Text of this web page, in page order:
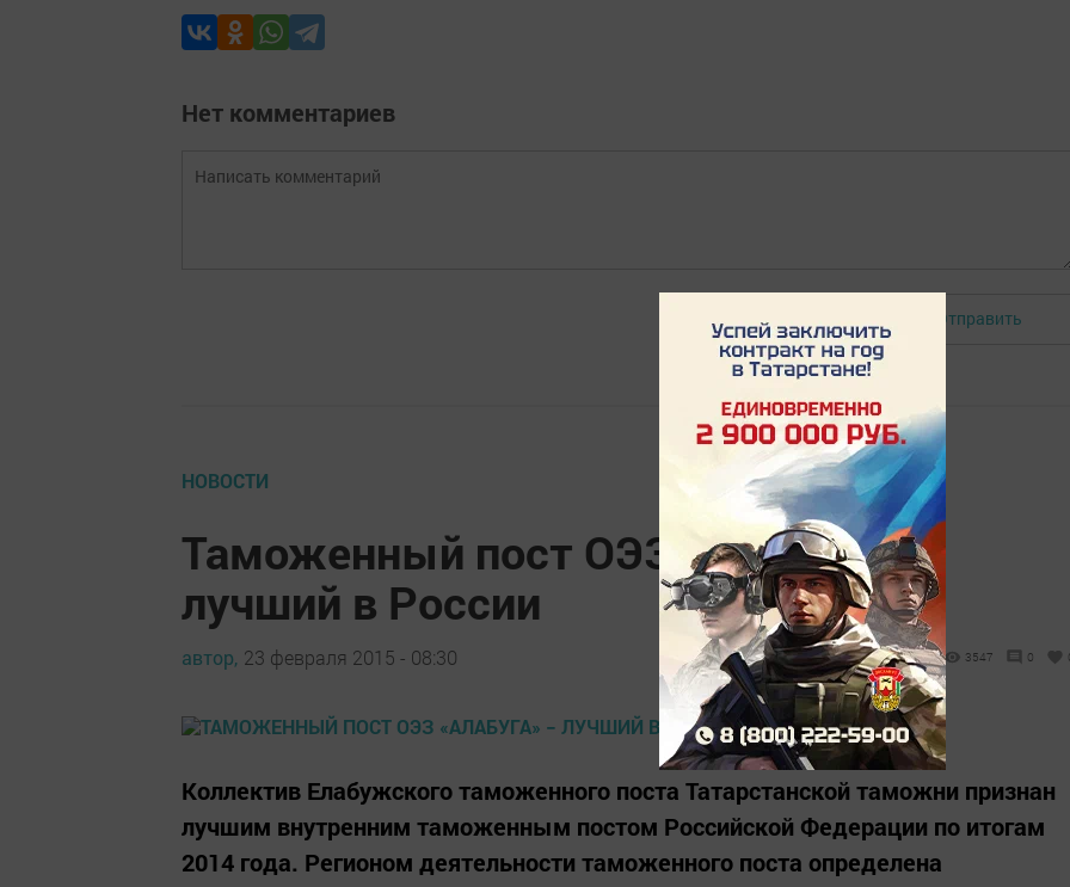
Нет комментариев
Авторизоваться Отправить
НОВОСТИ
Таможенный пост ОЭЗ «Алабуга» −
лучший в России
автор, 23 февраля 2015 - 08:30 3547 0
Коллектив Елабужского таможенного поста Татарстанской таможни признан
лучшим внутренним таможенным постом Российской Федерации по итогам
2014 года. Регионом деятельности таможенного поста определена